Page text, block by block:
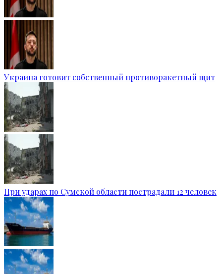
Украина готовит собственный противоракетный щит
При ударах по Сумской области пострадали 12 человек